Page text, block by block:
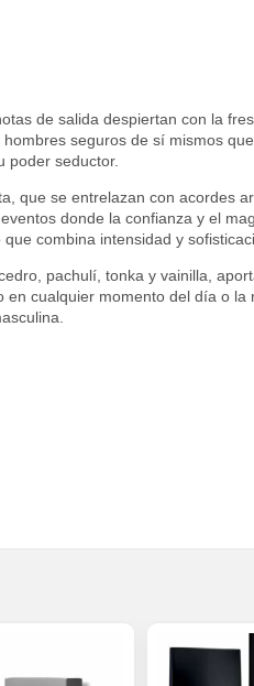
de salida despiertan con la
seguros de sí mismos
poder seductor.
que se entrelazan con acordes
donde la confianza y el
combina intensidad y
pachulí, tonka y vainilla,
cualquier momento del día o la